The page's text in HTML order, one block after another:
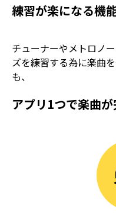
練習が楽になる機
チューナーやメトロノ
ズを練習する為に楽曲
も、
アプリ1つで楽曲